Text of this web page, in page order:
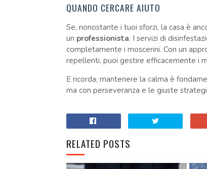
QUANDO CERCARE AIUTO
Se, nonostante i tuoi sforzi, la casa è
un professionista. I servizi di
completamente i moscerini. Con un
repellenti, puoi gestire efficacemente i
E ricorda, mantenere la calma è
ma con perseveranza e le giuste
RELATED POSTS